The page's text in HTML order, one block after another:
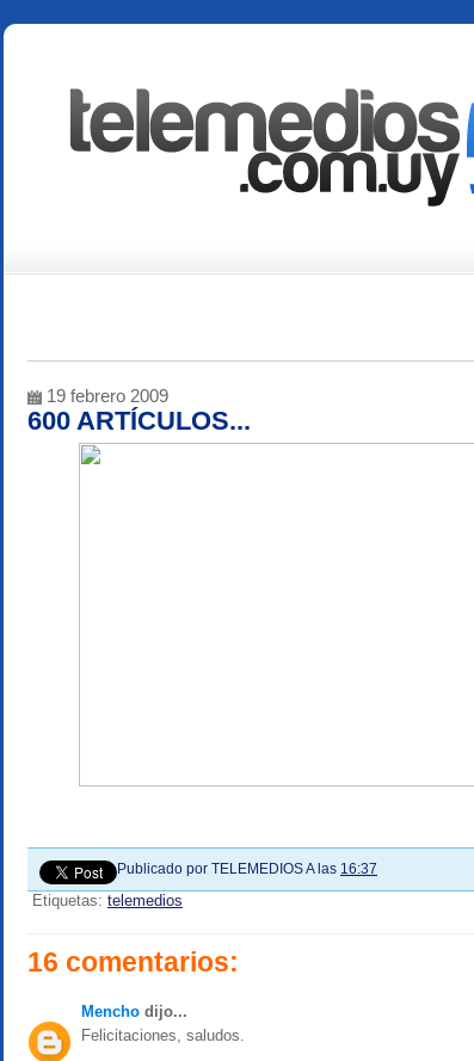
19 febrero 2009
600 ARTÍCULOS...
Publicado por TELEMEDIOSA las 16:37
Etiquetas: telemedios
16 comentarios:
Mencho dijo...
Felicitaciones, saludos.